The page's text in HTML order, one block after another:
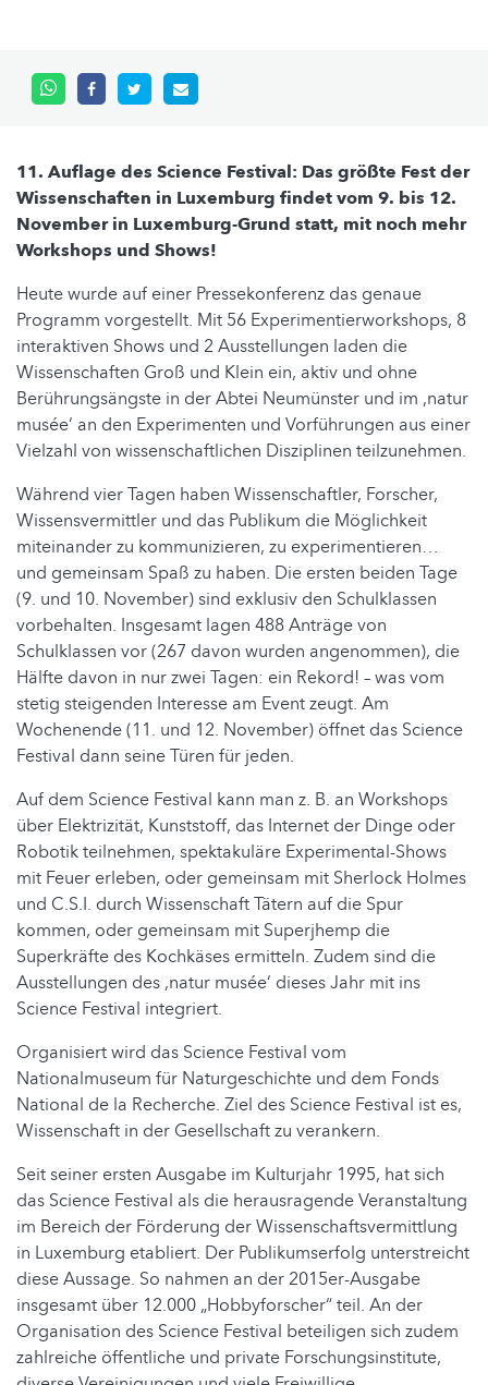
11. Auflage des Science Festival: Das größte Fest der
Wissenschaften in Luxemburg findet vom 9. bis 12.
November in Luxemburg-Grund statt, mit noch mehr
Workshops und Shows!
Heute wurde auf einer Pressekonferenz das genaue
Programm vorgestellt. Mit 56 Experimentierworkshops, 8
interaktiven Shows und 2 Ausstellungen laden die
Wissenschaften Groß und Klein ein, aktiv und ohne
Berührungsängste in der Abtei Neumünster und im ‚natur
musée‘ an den Experimenten und Vorführungen aus einer
Vielzahl von wissenschaftlichen Disziplinen teilzunehmen.
Während vier Tagen haben Wissenschaftler, Forscher,
Wissensvermittler und das Publikum die Möglichkeit
miteinander zu kommunizieren, zu experimentieren…
und gemeinsam Spaß zu haben. Die ersten beiden Tage
(9. und 10. November) sind exklusiv den Schulklassen
vorbehalten. Insgesamt lagen 488 Anträge von
Schulklassen vor (267 davon wurden angenommen), die
Hälfte davon in nur zwei Tagen: ein Rekord! – was vom
stetig steigenden Interesse am Event zeugt. Am
Wochenende (11. und 12. November) öffnet das Science
Festival dann seine Türen für jeden.
Auf dem Science Festival kann man z. B. an Workshops
über Elektrizität, Kunststoff, das Internet der Dinge oder
Robotik teilnehmen, spektakuläre Experimental-Shows
mit Feuer erleben, oder gemeinsam mit Sherlock Holmes
und C.S.I. durch Wissenschaft Tätern auf die Spur
kommen, oder gemeinsam mit Superjhemp die
Superkräfte des Kochkäses ermitteln. Zudem sind die
Ausstellungen des ‚natur musée‘ dieses Jahr mit ins
Science Festival integriert.
Organisiert wird das Science Festival vom
Nationalmuseum für Naturgeschichte und dem Fonds
National de la Recherche. Ziel des Science Festival ist es,
Wissenschaft in der Gesellschaft zu verankern.
Seit seiner ersten Ausgabe im Kulturjahr 1995, hat sich
das Science Festival als die herausragende Veranstaltung
im Bereich der Förderung der Wissenschaftsvermittlung
in Luxemburg etabliert. Der Publikumserfolg unterstreicht
diese Aussage. So nahmen an der 2015er-Ausgabe
insgesamt über 12.000 „Hobbyforscher“ teil. An der
Organisation des Science Festival beteiligen sich zudem
zahlreiche öffentliche und private Forschungsinstitute,